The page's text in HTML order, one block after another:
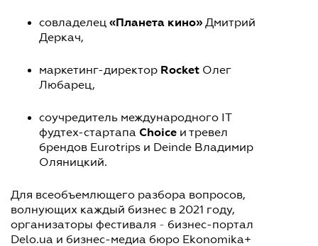
совладелец «Планета кино» Дмитрий
Деркач,
маркетинг-директор Rocket Олег
Любарец,
соучредитель международного IT
фудтех-стартапа Choice и тревел
брендов Eurotrips и Deinde Владимир
Оляницкий.
Для всеобъемлющего разбора вопросов,
волнующих каждый бизнес в 2021 году,
организаторы фестиваля - бизнес-портал
Delo.ua и бизнес-медиа бюро Еkonomika+